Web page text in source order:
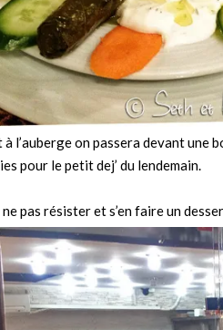
à l’auberge on passera devant
pour le petit dej’ du lendemain.
pas résister et s’en faire un